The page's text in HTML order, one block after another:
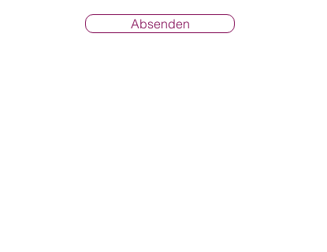
Absenden